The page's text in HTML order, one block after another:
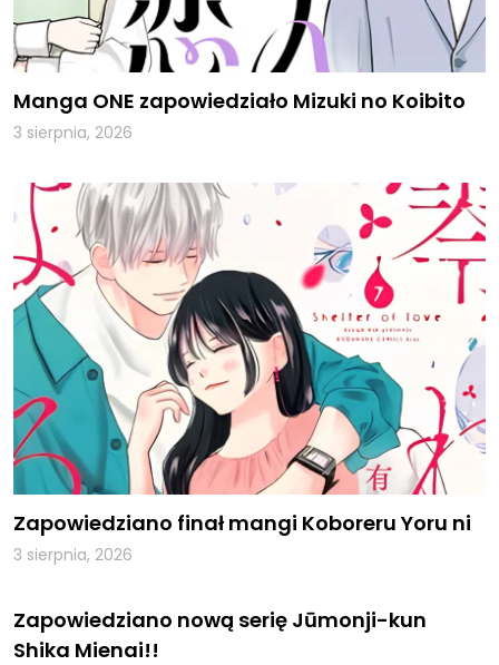
Manga ONE zapowiedziało Mizuki no Koibito
3 sierpnia, 2026
Zapowiedziano finał mangi Koboreru Yoru ni
3 sierpnia, 2026
Zapowiedziano nową serię Jūmonji-kun
Shika Mienai!!